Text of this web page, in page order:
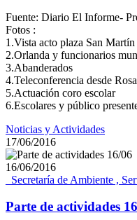
Fuente: Diario El Informe-
Fotos :
1.Vista acto plaza San Martín
2.Orlanda y funcionarios
3.Abanderados
4.Teleconferencia desde
5.Actuación coro escolar
6.Escolares y público
Noticias y Actividades
17/06/2016
16/06/2016
_Secretaría de Ambiente ,
Parte de actividades